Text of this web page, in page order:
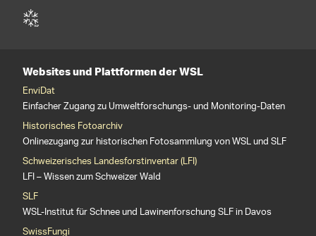
Websites und Plattformen der WSL
EnviDat
Einfacher Zugang zu Umweltforschungs- und Monitoring-Daten
Historisches Fotoarchiv
Onlinezugang zur historischen Fotosammlung von WSL und SLF
Schweizerisches Landesforstinventar (LFI)
LFI – Wissen zum Schweizer Wald
SLF
WSL-Institut für Schnee und Lawinenforschung SLF in Davos